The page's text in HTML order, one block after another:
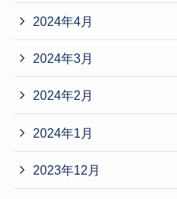
2024年4月
2024年3月
2024年2月
2024年1月
2023年12月